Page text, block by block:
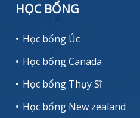
HỌC BỔNG
Học bổng Úc
Học bổng Canada
Học bổng Thụy Sĩ
Học bổng New zealand